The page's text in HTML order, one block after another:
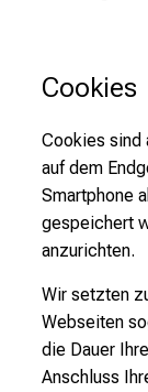
Cookies
Cookies sind
auf dem
Smartphone
gespeichert
anzurichten.
Wir setzten
Webseiten
die Dauer
Anschluss